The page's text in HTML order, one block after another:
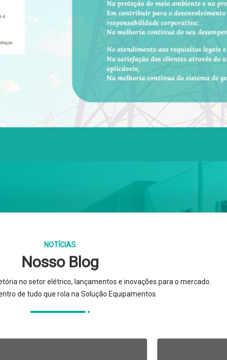
NOTÍCIAS
Nosso Blog
no setor elétrico, lançamentos e inovações para o mercado.
de tudo que rola na Solução Equipamentos.